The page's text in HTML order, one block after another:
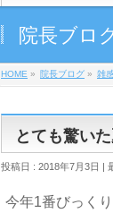
院長ブロ
HOME » 院長ブログ » 雑
とても驚い
投稿日 : 2018年7月3日
今年1番びっく